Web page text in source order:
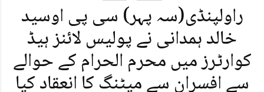
راولپنڈی(سہ پہر) سی پی اوسید
خالد ہمدانی نے پولیس لائنز ہیڈ
کوارٹرز میں محرم الحرام کے حوالے
سے افسران سے میٹنگ کا انعقاد کیا